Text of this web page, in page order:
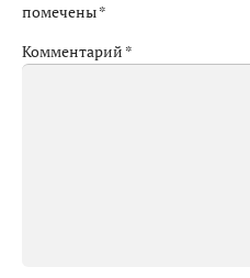
помечены*
Комментарий *